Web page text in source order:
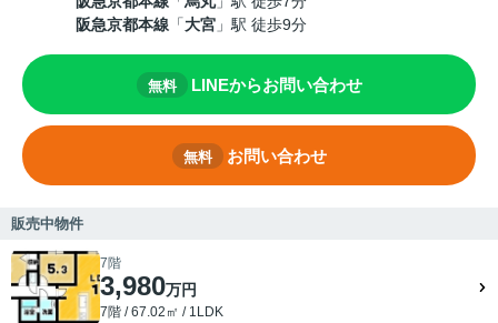
阪急京都本線 「大宮 」駅 徒歩9分
無料 LINEからお問い合わせ
無料 お問い合わせ
販売中物件
7階
3,980万円
7階 / 67.02㎡ / 1LDK